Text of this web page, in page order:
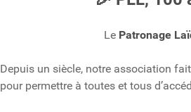
Le Patronage
Depuis un siècle, notre association
pour permettre à toutes et tous